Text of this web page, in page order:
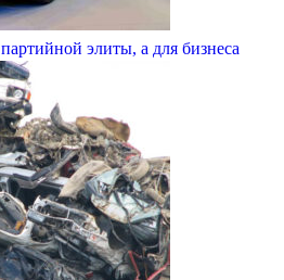
элиты, а для бизнеса